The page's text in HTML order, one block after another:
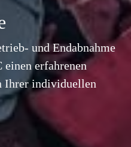
und Endabnahme
erfahrenen
Ihrer individuellen